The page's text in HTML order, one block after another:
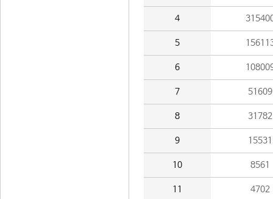
4
5
6
7 51609
8 31782
9 15531
10 8561
11 4702